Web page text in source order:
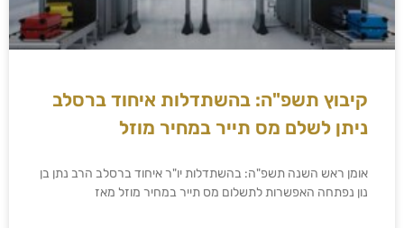
קיבוץ תשפ"ה: בהשתדלות איחוד ברסלב
ניתן לשלם מס תייר במחיר מוזל
אומן ראש השנה תשפ"ה: בהשתדלות יו"ר איחוד ברסלב הרב נתן בן
נון נפתחה האפשרות לתשלום מס תייר במחיר מוזל מאז